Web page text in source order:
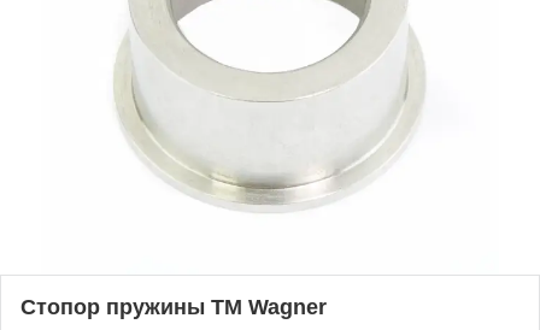
Стопор пружины TM Wagner